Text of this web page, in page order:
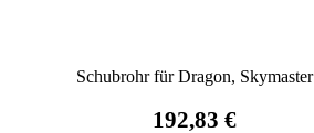
Schubrohr für Dragon, Skymaster
192,83 €